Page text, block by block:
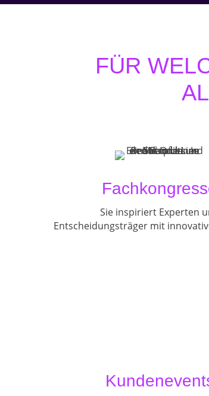
FÜR
Sie inspiriert Experten
Entscheidungsträger mit